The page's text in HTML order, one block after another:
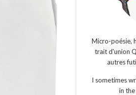
Micro-poésie,
trait d'union
autres
I sometimes
in